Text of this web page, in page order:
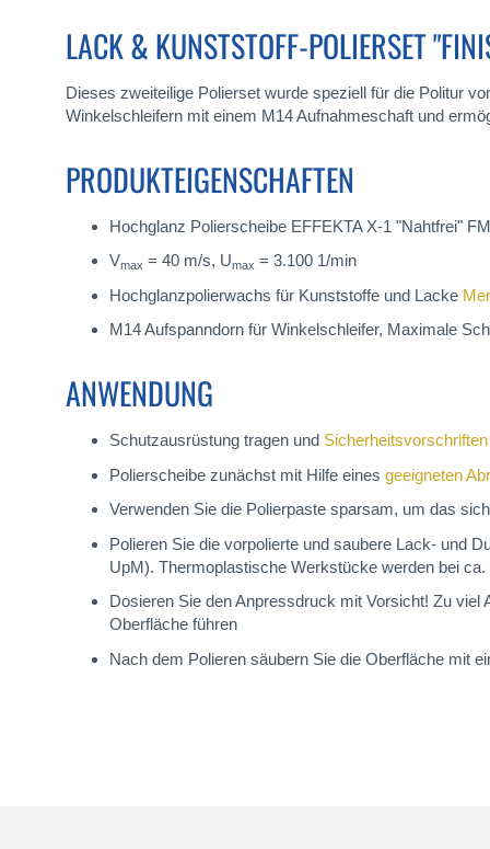
LACK & KUNSTSTOFF-POLIERSET
Dieses zweiteilige Polierset wurde speziell für die Politur
Winkelschleifern mit einem M14 Aufnahmeschaft und
PRODUKTEIGENSCHAFTEN
Hochglanz Polierscheibe EFFEKTA X-1 "Nahtfrei"
Vmax = 40 m/s, Umax = 3.100 1/min
Hochglanzpolierwachs für Kunststoffe und Lacke
M14 Aufspanndorn für Winkelschleifer, Maximale
ANWENDUNG
Schutzausrüstung tragen und Sicherheitsvorschriften
Polierscheibe zunächst mit Hilfe eines geeigneten
Verwenden Sie die Polierpaste sparsam, um das
Polieren Sie die vorpolierte und saubere Lack- und
UpM). Thermoplastische Werkstücke werden bei
Dosieren Sie den Anpressdruck mit Vorsicht! Zu
Oberfläche führen
Nach dem Polieren säubern Sie die Oberfläche mit